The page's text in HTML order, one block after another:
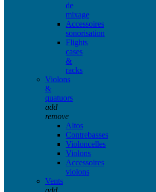
de
mixage
Accessoires
sonorisation
Flights
cases
&
racks
Violons
&
quatuors
add
remove
Altos
Contrebasses
Violoncelles
Violons
Accessoires
violons
Vents
add